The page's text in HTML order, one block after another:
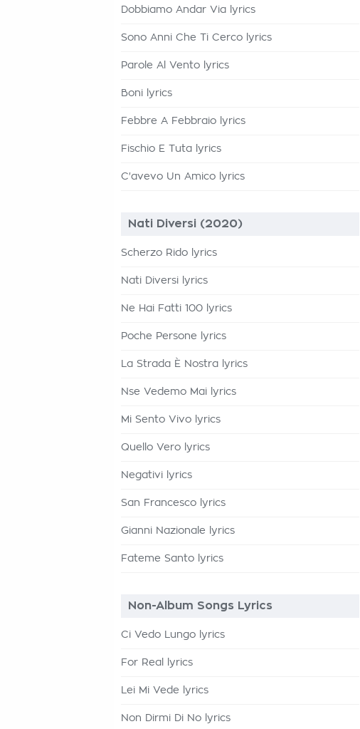
Dobbiamo Andar Via lyrics
Sono Anni Che Ti Cerco lyrics
Parole Al Vento lyrics
Boni lyrics
Febbre A Febbraio lyrics
Fischio E Tuta lyrics
C'avevo Un Amico lyrics
Nati Diversi (2020)
Scherzo Rido lyrics
Nati Diversi lyrics
Ne Hai Fatti 100 lyrics
Poche Persone lyrics
La Strada È Nostra lyrics
Nse Vedemo Mai lyrics
Mi Sento Vivo lyrics
Quello Vero lyrics
Negativi lyrics
San Francesco lyrics
Gianni Nazionale lyrics
Fateme Santo lyrics
Non-Album Songs Lyrics
Ci Vedo Lungo lyrics
For Real lyrics
Lei Mi Vede lyrics
Non Dirmi Di No lyrics